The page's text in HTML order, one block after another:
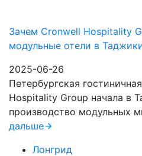
Зачем Cronwell Hospitality
модульные отели в
2025-06-26
Петербургская
Hospitality Group начала в
производство модульных
дальше
Лонгрид